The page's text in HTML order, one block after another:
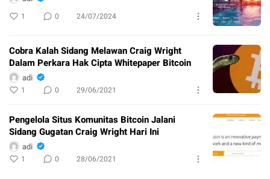
1 0 24/07/2024
Cobra Kalah Sidang Melawan Craig Wright
Dalam Perkara Hak Cipta Whitepaper Bitcoin
adi
1 0 29/06/2021
Pengelola Situs Komunitas Bitcoin Jalani
Sidang Gugatan Craig Wright Hari Ini
adi
1 0 28/06/2021